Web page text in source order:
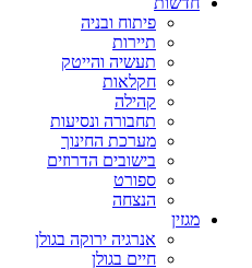
פיתוח ובניה
תיירות
תעשיה והייטק
חקלאות
קהילה
תחבורה ונסיעות
מערכת החינוך
בישובים הדרוזים
ספורט
הנצחה
מגזין
אנרגיה ירוקה בגולן
חיים בגולן